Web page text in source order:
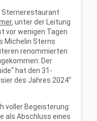
Sternerestaurant
, unter der Leitung
vor wenigen Tagen
Michelin Sterns
renommierten
Der
hat den 31-
des Jahres 2024“
voller Begeisterung:
als Abschluss eines